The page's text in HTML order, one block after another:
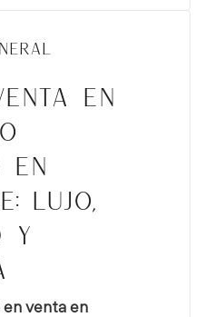
en
en
lujo,
y
en venta en